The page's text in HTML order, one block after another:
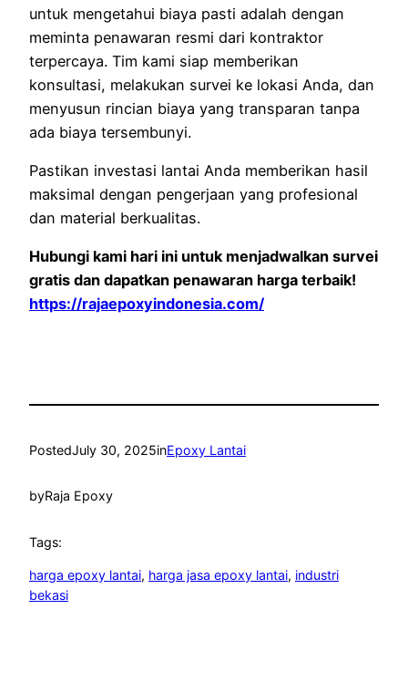
untuk mengetahui biaya pasti adalah dengan
meminta penawaran resmi dari kontraktor
terpercaya. Tim kami siap memberikan
konsultasi, melakukan survei ke lokasi Anda, dan
menyusun rincian biaya yang transparan tanpa
ada biaya tersembunyi.
Pastikan investasi lantai Anda memberikan hasil
maksimal dengan pengerjaan yang profesional
dan material berkualitas.
Hubungi kami hari ini untuk menjadwalkan survei
gratis dan dapatkan penawaran harga terbaik!
https://rajaepoxyindonesia.com/
PostedJuly 30, 2025inEpoxy Lantai
byRaja Epoxy
Tags:
harga epoxy lantai, harga jasa epoxy lantai, industri
bekasi